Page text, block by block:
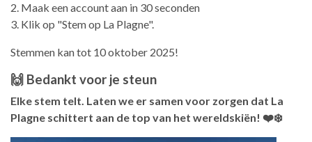
2. Maak een account aan in 30 seconden
3. Klik op "Stem op La Plagne".
Stemmen kan tot 10 oktober 2025!
🙌 Bedankt voor je steun
Elke stem telt. Laten we er samen voor zorgen dat La
Plagne schittert aan de top van het wereldskiën! ❤️❄️